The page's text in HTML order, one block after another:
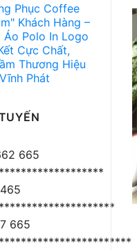
Phục Coffee
Khách Hàng –
Áo Polo In Logo
Cực Chất,
Thương Hiệu
Phát
665
665